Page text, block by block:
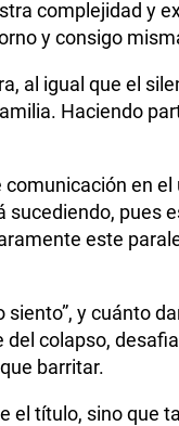
complejidad y
y consigo
al igual que el
Haciendo
en
pues
este
y cuánto
colapso,
barritar.
título, sino que